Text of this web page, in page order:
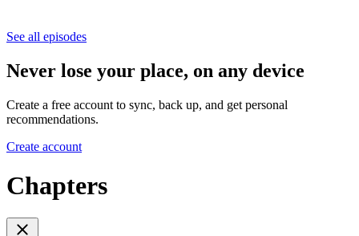
See all episodes
Never lose your place, on any device
Create a free account to sync, back up, and get personal
recommendations.
Create account
Chapters